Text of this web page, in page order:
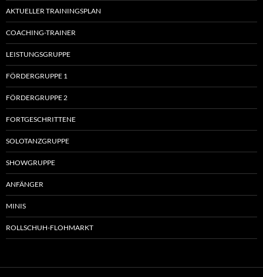
AKTUELLER TRAININGSPLAN
COACHING-TRAINER
LEISTUNGSGRUPPE
FÖRDERGRUPPE 1
FÖRDERGRUPPE 2
FORTGESCHRITTENE
SOLOTANZGRUPPE
SHOWGRUPPE
ANFÄNGER
MINIS
ROLLSCHUH-FLOHMARKT